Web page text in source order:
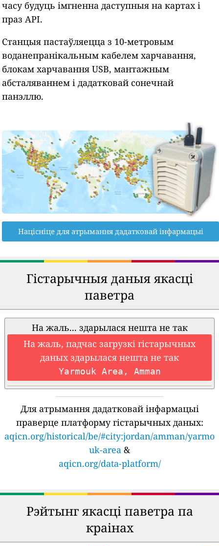
часу будуць імгненна даступныя на картах і
праз API.
Станцыя пастаўляецца з 10-метровым
воданепранікальным кабелем харчавання,
блокам харчавання USB, мантажным
абсталяваннем і дадатковай сонечнай
панэллю.
Націсніце для атрымання дадатковай інфармацыі
Гістарычныя даныя якасці
паветра
На жаль... здарылася нешта не так
На жаль, падчас загрузкі гістарычных
даных здарылася нешта не так
Yarmouk Area, Amman
Для атрымання дадатковай інфармацыі
праверце платформу гістарычных даных:
aqicn.org/historical/be/#city:jordan/amman/yarmo
uk-area &
aqicn.org/data-platform/
Рэйтынг якасці паветра па
краінах